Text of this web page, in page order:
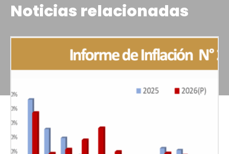
Noticias relacionadas